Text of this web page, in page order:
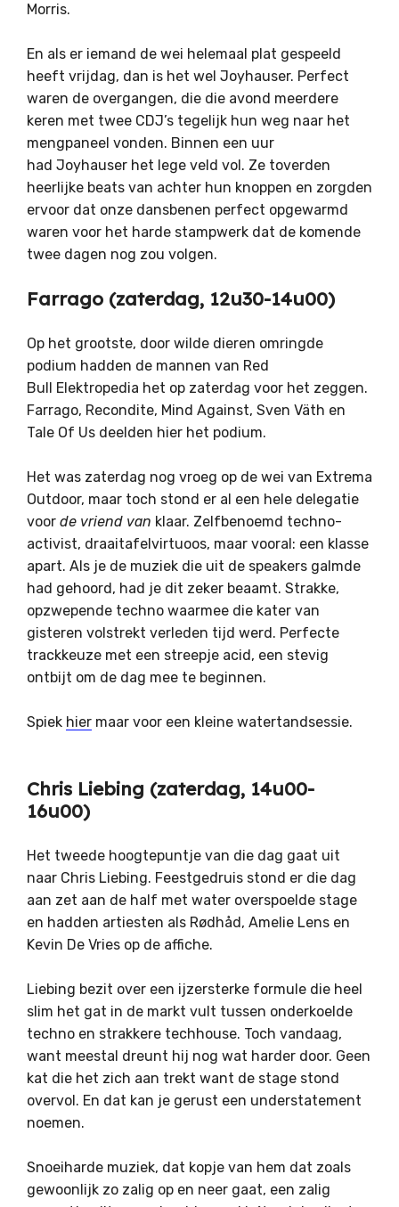
Morris.
En als er iemand de wei helemaal plat gespeeld
heeft vrijdag, dan is het wel Joyhauser. Perfect
waren de overgangen, die die avond meerdere
keren met twee CDJ’s tegelijk hun weg naar het
mengpaneel vonden. Binnen een uur
had Joyhauser het lege veld vol. Ze toverden
heerlijke beats van achter hun knoppen en zorgden
ervoor dat onze dansbenen perfect opgewarmd
waren voor het harde stampwerk dat de komende
twee dagen nog zou volgen.
Farrago (zaterdag, 12u30-14u00)
Op het grootste, door wilde dieren omringde
podium hadden de mannen van Red
Bull Elektropedia het op zaterdag voor het zeggen.
Farrago, Recondite, Mind Against, Sven Väth en
Tale Of Us deelden hier het podium.
Het was zaterdag nog vroeg op de wei van Extrema
Outdoor, maar toch stond er al een hele delegatie
voor de vriend van klaar. Zelfbenoemd techno-
activist, draaitafelvirtuoos, maar vooral: een klasse
apart. Als je de muziek die uit de speakers galmde
had gehoord, had je dit zeker beaamt. Strakke,
opzwepende techno waarmee die kater van
gisteren volstrekt verleden tijd werd. Perfecte
trackkeuze met een streepje acid, een stevig
ontbijt om de dag mee te beginnen.
Spiek hier maar voor een kleine watertandsessie.
Chris Liebing (zaterdag, 14u00-
16u00)
Het tweede hoogtepuntje van die dag gaat uit
naar Chris Liebing. Feestgedruis stond er die dag
aan zet aan de half met water overspoelde stage
en hadden artiesten als Rødhåd, Amelie Lens en
Kevin De Vries op de affiche.
Liebing bezit over een ijzersterke formule die heel
slim het gat in de markt vult tussen onderkoelde
techno en strakkere techhouse. Toch vandaag,
want meestal dreunt hij nog wat harder door. Geen
kat die het zich aan trekt want de stage stond
overvol. En dat kan je gerust een understatement
noemen.
Snoeiharde muziek, dat kopje van hem dat zoals
gewoonlijk zo zalig op en neer gaat, een zalig